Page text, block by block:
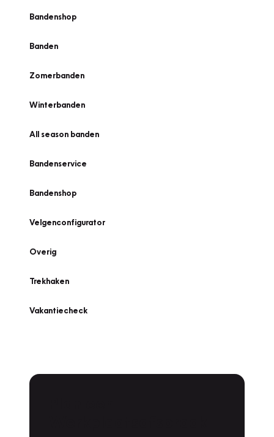
Bandenshop
Banden
Zomerbanden
Winterbanden
All season banden
Bandenservice
Bandenshop
Velgenconfigurator
Overig
Trekhaken
Vakantiecheck